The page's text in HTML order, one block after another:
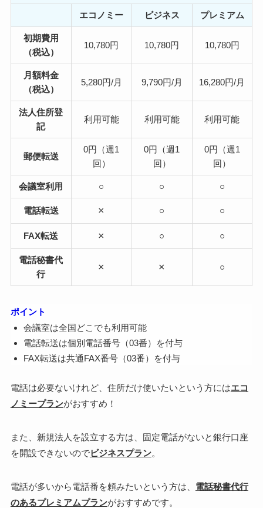
エコノミー ビジネス プレミアム
初期費用
（税込）
10,780円 10,780円 10,780円
月額料金
（税込）
5,280円/月 9,790円/月 16,280円/月
法人住所登
記
利用可能 利用可能 利用可能
郵便転送
0円（週1
回）
0円（週1
回）
0円（週1
回）
会議室利用 ○ ○ ○
電話転送 × ○ ○
FAX転送 × ○ ○
電話秘書代
行
× × ○
ポイント
会議室は全国どこでも利用可能
電話転送は個別電話番号（03番）を付与
FAX転送は共通FAX番号（03番）を付与
電話は必要ないけれど、 住所だけ使いたいという方にはエコ
ノミープランがおすすめ！
また、 新規法人を設立する方は、固定電話がないと銀行口座
を開設できないのでビジネスプラン。
電話が多いから電話番を頼みたいという方は、 電話秘書代行
のあるプレミアムプランがおすすめです。